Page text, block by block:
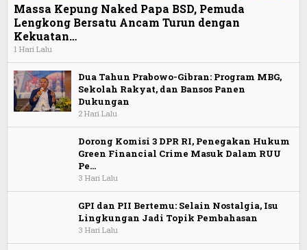
Massa Kepung Naked Papa BSD, Pemuda
Lengkong Bersatu Ancam Turun dengan
Kekuatan…
1 Hari Lalu
Dua Tahun Prabowo-Gibran: Program MBG,
Sekolah Rakyat, dan Bansos Panen
Dukungan
2 Hari Lalu
Dorong Komisi 3 DPR RI, Penegakan Hukum
Green Financial Crime Masuk Dalam RUU
Pe…
3 Hari Lalu
GPI dan PII Bertemu: Selain Nostalgia, Isu
Lingkungan Jadi Topik Pembahasan
3 Hari Lalu